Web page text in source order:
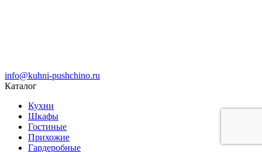
info@kuhni-pushchino.ru
Каталог
Кухни
Шкафы
Гостиные
Прихожие
Гардеробные